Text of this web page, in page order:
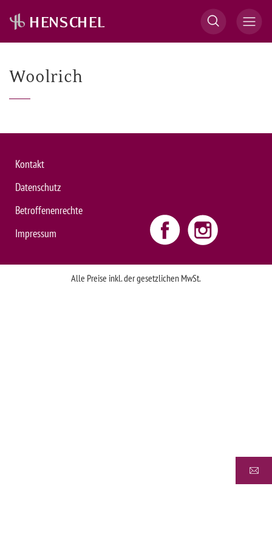
Woolrich
Kontakt
Datenschutz
Betroffenenrechte
Impressum
Alle Preise inkl. der gesetzlichen MwSt.